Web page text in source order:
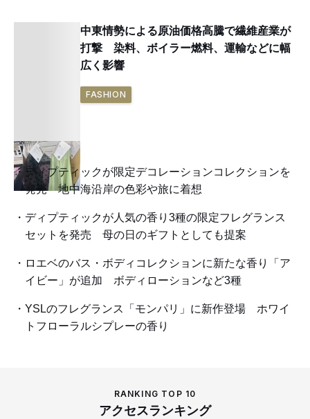
中東情勢による原油価格高騰で繊維産業が
打撃 染料、ボイラー燃料、運輸などに幅
広く影響
FASHION
ディプティックが限定デコレーションコレクションを
発売 地中海沿岸の色彩や旅に着想
ディプティックが人気の香り3種の限定フレグランス
セットを発売 母の日のギフトとしても提案
ロエベのバス・ボディコレクションに新たな香り「ア
イビー」が追加 ボディローションなど3種
YSLのフレグランス「モンパリ」に新作登場 ホワイ
トフローラルシプレーの香り
RANKING TOP 10
アクセスランキング